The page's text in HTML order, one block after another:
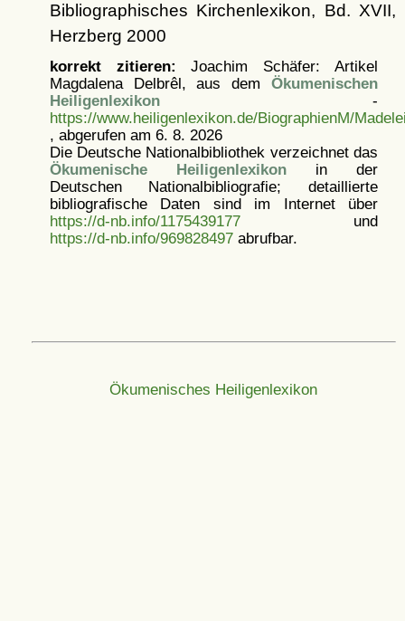
Bibliographisches Kirchenlexikon, Bd. XVII,
Herzberg 2000
korrekt zitieren: Joachim Schäfer: Artikel
Magdalena Delbrêl, aus dem Ökumenischen
Heiligenlexikon-
https://www.heiligenlexikon.de/BiographienM/
, abgerufen am 6. 8. 2026
Die Deutsche Nationalbibliothek verzeichnet das
Ökumenische Heiligenlexikonin der
Deutschen Nationalbibliografie; detaillierte
bibliografische Daten sind im Internet über
https://d-nb.info/1175439177und
https://d-nb.info/969828497abrufbar.
Ökumenisches Heiligenlexikon